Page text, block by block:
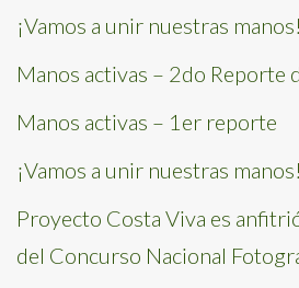
¡Vamos a unir nuestras manos!
Manos activas – 2do Reporte
Manos activas – 1er reporte
¡Vamos a unir nuestras manos!
Proyecto Costa Viva es
del Concurso Nacional